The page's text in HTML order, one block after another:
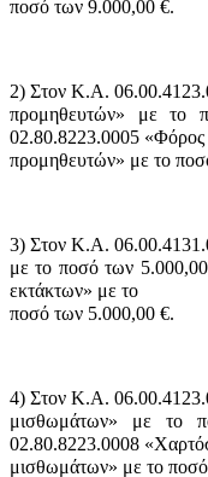
ποσό των 9.000,00 €.
2) Στον Κ.Α.
προμηθευτών» με το
02.80.8223.0005 «Φόρος
προμηθευτών» με το
3) Στον Κ.Α.
με το ποσό των
εκτάκτων» με το
ποσό των 5.000,00 €.
4) Στον Κ.Α.
μισθωμάτων» με το
02.80.8223.0008
μισθωμάτων» με το